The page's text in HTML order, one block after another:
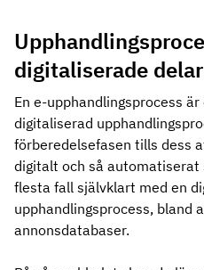
digitaliserade delar
En e-upphandlingsprocess
digitaliserad
förberedelsefasen tills dess
digitalt och så automatiserat
flesta fall självklart med en
upphandlingsprocess, bland
annonsdatabaser.